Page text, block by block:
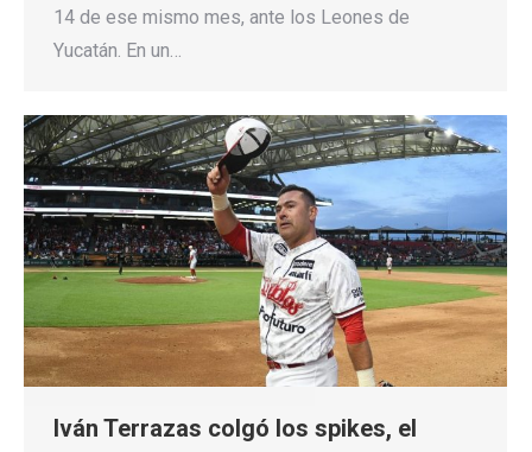
14 de ese mismo mes, ante los Leones de
Yucatán. En un…
Iván Terrazas colgó los spikes, el